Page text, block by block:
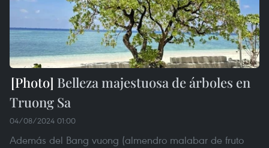
Belleza majestuosa de árboles en
Truong Sa
04/08/2024 01:00
Además del Bang vuong (almendro malabar de fruto